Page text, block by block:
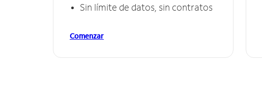
Sin límite de datos, sin contratos
Comenzar